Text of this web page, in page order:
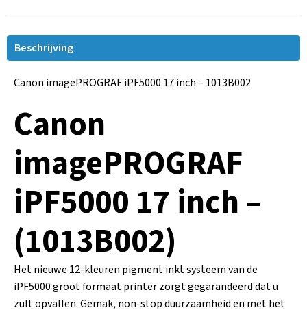
Beschrijving
Canon imagePROGRAF iPF5000 17 inch – 1013B002
Canon
imagePROGRAF
iPF5000 17 inch –
(1013B002)
Het nieuwe 12-kleuren pigment inkt systeem van de
iPF5000 groot formaat printer zorgt gegarandeerd dat u
zult opvallen. Gemak, non-stop duurzaamheid en met het